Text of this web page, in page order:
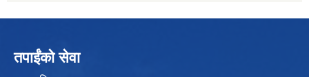
तपाईंको सेवा